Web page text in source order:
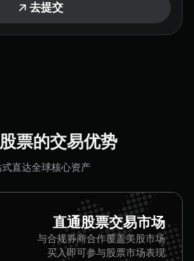
去提交
票的交易优势
直达全球核心资产
直通股票交易市场
与合规券商合作覆盖美股市场
买入即可参与股票市场表现